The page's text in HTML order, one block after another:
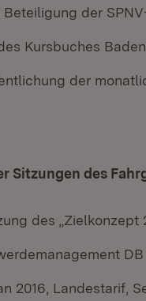
der
Kursbuches
der
Sitzungen des
des „Zielkonzept
2016, Landestarif,